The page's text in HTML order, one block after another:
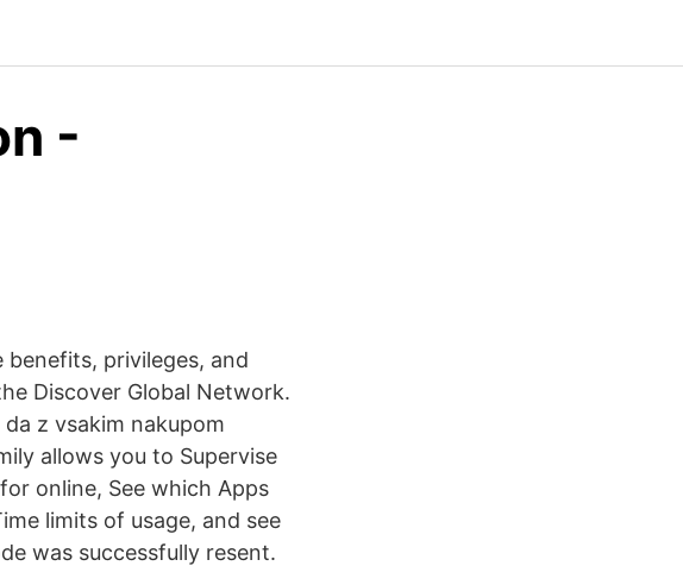
-
privileges, and
Discover Global Network.
z vsakim nakupom
allows you to Supervise
online, See which Apps
limits of usage, and see
was successfully resent.